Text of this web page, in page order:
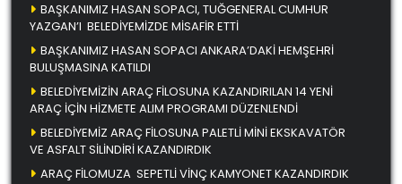
BAŞKANIMIZ HASAN SOPACI, TUĞGENERAL CUMHUR
YAZGAN’I BELEDİYEMİZDE MİSAFİR ETTİ
BAŞKANIMIZ HASAN SOPACI ANKARA’DAKİ HEMŞEHRİ
BULUŞMASINA KATILDI
BELEDİYEMİZİN ARAÇ FİLOSUNA KAZANDIRILAN 14 YENİ
ARAÇ İÇİN HİZMETE ALIM PROGRAMI DÜZENLENDİ
BELEDİYEMİZ ARAÇ FİLOSUNA PALETLİ MİNİ EKSKAVATÖR
VE ASFALT SİLİNDİRİ KAZANDIRDIK
ARAÇ FİLOMUZA SEPETLİ VİNÇ KAMYONET KAZANDIRDIK